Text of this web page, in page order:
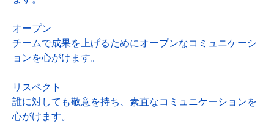
オープン
チームで成果を上げるためにオープンなコミュニケーシ
ョンを心がけます。
リスペクト
誰に対しても敬意を持ち、素直なコミュニケーションを
心がけます。